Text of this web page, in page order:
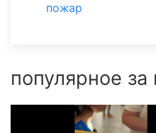
пожар
популярное